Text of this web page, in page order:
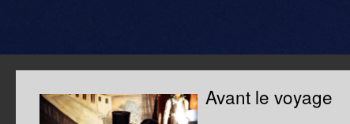
Avant le voyage